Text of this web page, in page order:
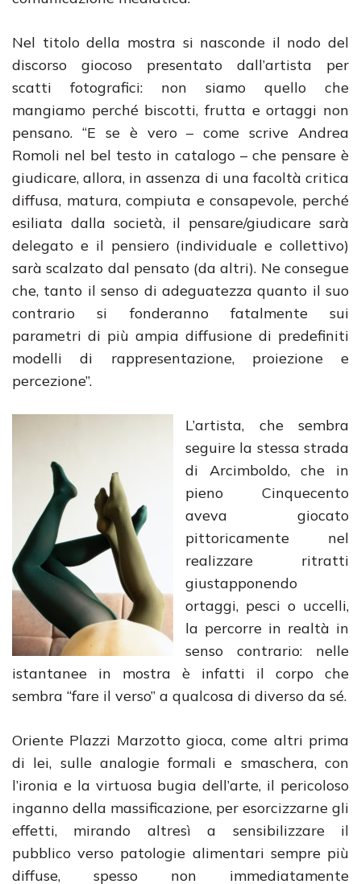
Nel titolo della mostra si nasconde il nodo del
discorso giocoso presentato dall’artista per
scatti fotografici: non siamo quello che
mangiamo perché biscotti, frutta e ortaggi non
pensano. “E se è vero – come scrive Andrea
Romoli nel bel testo in catalogo – che pensare è
giudicare, allora, in assenza di una facoltà critica
diffusa, matura, compiuta e consapevole, perché
esiliata dalla società, il pensare/giudicare sarà
delegato e il pensiero (individuale e collettivo)
sarà scalzato dal pensato (da altri). Ne consegue
che, tanto il senso di adeguatezza quanto il suo
contrario si fonderanno fatalmente sui
parametri di più ampia diffusione di predefiniti
modelli di rappresentazione, proiezione e
percezione”.
L’artista, che sembra
seguire la stessa strada
di Arcimboldo, che in
pieno Cinquecento
aveva giocato
pittoricamente nel
realizzare ritratti
giustapponendo
ortaggi, pesci o uccelli,
la percorre in realtà in
senso contrario: nelle
istantanee in mostra è infatti il corpo che
sembra “fare il verso” a qualcosa di diverso da sé.
Oriente Plazzi Marzotto gioca, come altri prima
di lei, sulle analogie formali e smaschera, con
l’ironia e la virtuosa bugia dell’arte, il pericoloso
inganno della massificazione, per esorcizzarne gli
effetti, mirando altresì a sensibilizzare il
pubblico verso patologie alimentari sempre più
diffuse, spesso non immediatamente